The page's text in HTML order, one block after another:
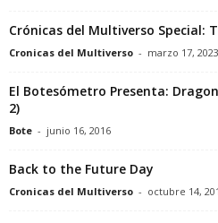
Crónicas del Multiverso Special:
Cronicas del Multiverso - marzo 17, 2023
El Botesómetro Presenta:
2)
Bote - junio 16, 2016
Back to the Future Day
Cronicas del Multiverso - octubre 14,